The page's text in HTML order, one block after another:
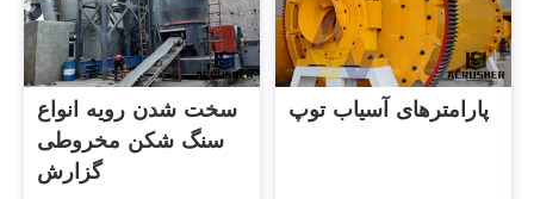
سخت شدن رویه انواع
سنگ شکن مخروطی
گزارش
پارامترهای آسیاب توپ